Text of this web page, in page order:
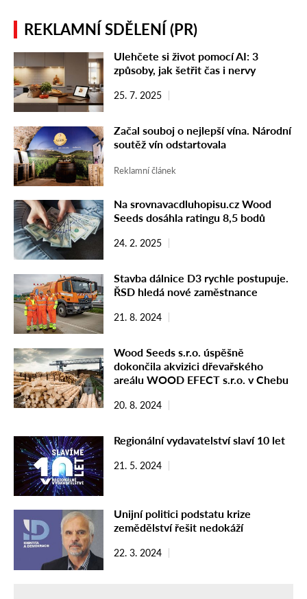
REKLAMNÍ SDĚLENÍ (PR)
Ulehčete si život pomocí AI: 3
způsoby, jak šetřit čas i nervy
25. 7. 2025
Začal souboj o nejlepší vína. Národní
soutěž vín odstartovala
Reklamní článek
Na srovnavacdluhopisu.cz Wood
Seeds dosáhla ratingu 8,5 bodů
24. 2. 2025
Stavba dálnice D3 rychle postupuje.
ŘSD hledá nové zaměstnance
21. 8. 2024
Wood Seeds s.r.o. úspěšně
dokončila akvizici dřevařského
areálu WOOD EFECT s.r.o. v Chebu
20. 8. 2024
Regionální vydavatelství slaví 10 let
21. 5. 2024
Unijní politici podstatu krize
zemědělství řešit nedokáží
22. 3. 2024